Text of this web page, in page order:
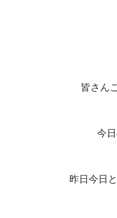
皆さん
今
昨日今日